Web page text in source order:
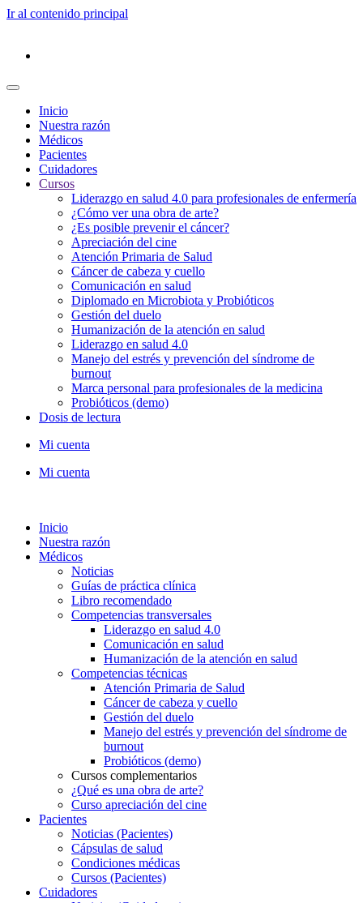
Ir al contenido principal
Inicio
Nuestra razón
Médicos
Pacientes
Cuidadores
Cursos
Liderazgo en salud 4.0 para profesionales de enfermería
¿Cómo ver una obra de arte?
¿Es posible prevenir el cáncer?
Apreciación del cine
Atención Primaria de Salud
Cáncer de cabeza y cuello
Comunicación en salud
Diplomado en Microbiota y Probióticos
Gestión del duelo
Humanización de la atención en salud
Liderazgo en salud 4.0
Manejo del estrés y prevención del síndrome de
burnout
Marca personal para profesionales de la medicina
Probióticos (demo)
Dosis de lectura
Mi cuenta
Mi cuenta
Inicio
Nuestra razón
Médicos
Noticias
Guías de práctica clínica
Libro recomendado
Competencias transversales
Liderazgo en salud 4.0
Comunicación en salud
Humanización de la atención en salud
Competencias técnicas
Atención Primaria de Salud
Cáncer de cabeza y cuello
Gestión del duelo
Manejo del estrés y prevención del síndrome de
burnout
Probióticos (demo)
Cursos complementarios
¿Qué es una obra de arte?
Curso apreciación del cine
Pacientes
Noticias (Pacientes)
Cápsulas de salud
Condiciones médicas
Cursos (Pacientes)
Cuidadores